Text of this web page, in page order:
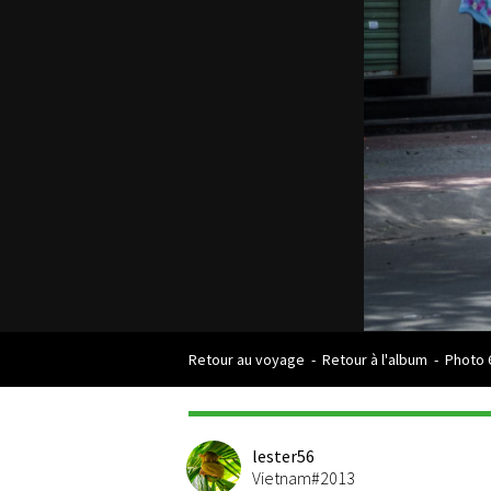
Retour au voyage - Retour à l'album - Photo
lester56
Vietnam#2013